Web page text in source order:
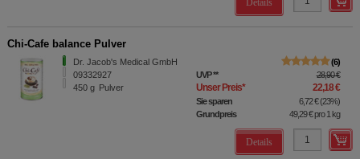
Details
Chi-Cafe balance Pulver
Dr. Jacob's Medical GmbH
09332927
450 g Pulver
6
UVP** 28,90 €
Unser Preis* 22,18 €
Sie sparen 6,72 €(23%)
Grundpreis
49,29 €pro 1 kg
Details